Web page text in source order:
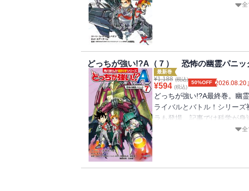
が起こったらしく、再びロ 全
どっちが強い!?A（７） 恐怖の幽霊パニッ
最新巻
¥1,188 (税込)
¥594 (税込)
50%OFF 2026.08.20
どっちが強い!?A最終巻。幽
ライバルとバトル！シリー
ラも登場。記事では科学が
関連の事例を掲載。ドキド 全